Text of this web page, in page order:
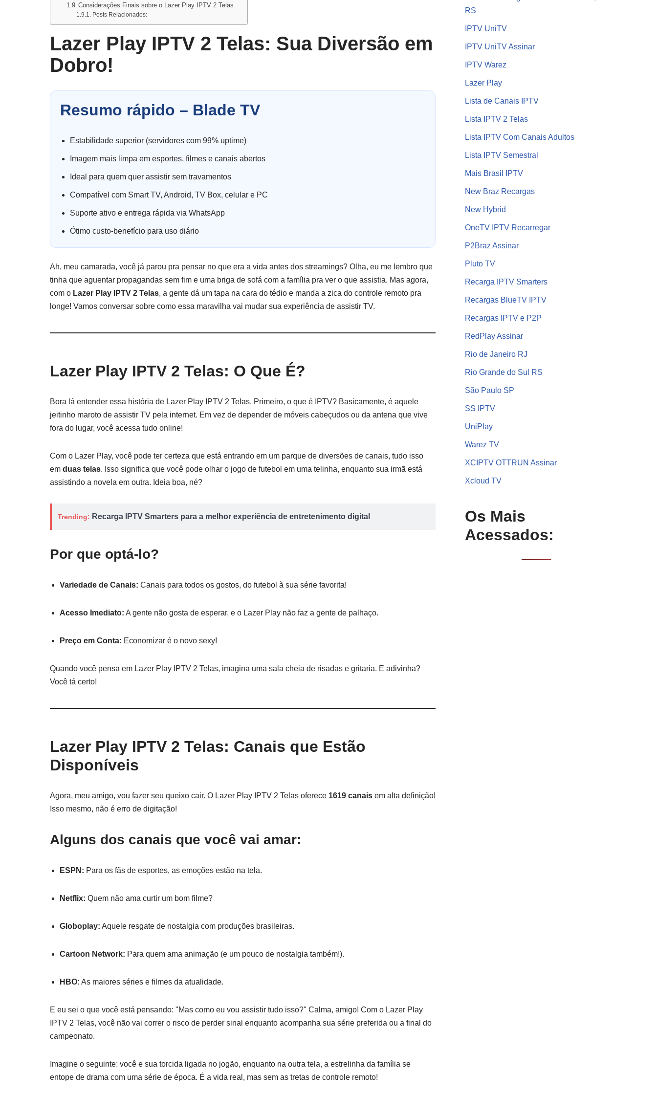
Considerações Finais sobre o Lazer Play IPTV 2 Telas
Posts Relacionados:
Lazer Play IPTV 2 Telas: Sua Diversão em
Dobro!
Resumo rápido – Blade TV
Estabilidade superior (servidores com 99% uptime)
Imagem mais limpa em esportes, filmes e canais abertos
Ideal para quem quer assistir sem travamentos
Compatível com Smart TV, Android, TV Box, celular e PC
Suporte ativo e entrega rápida via WhatsApp
Ótimo custo-benefício para uso diário
Ah, meu camarada, você já parou pra pensar no que era a vida antes dos streamings? Olha, eu me lembro que
tinha que aguentar propagandas sem fim e uma briga de sofá com a família pra ver o que assistia. Mas agora,
com o Lazer Play IPTV 2 Telas, a gente dá um tapa na cara do tédio e manda a zica do controle remoto pra
longe! Vamos conversar sobre como essa maravilha vai mudar sua experiência de assistir TV.
Lazer Play IPTV 2 Telas: O Que É?
Bora lá entender essa história de Lazer Play IPTV 2 Telas. Primeiro, o que é IPTV? Basicamente, é aquele
jeitinho maroto de assistir TV pela internet. Em vez de depender de móveis cabeçudos ou da antena que vive
fora do lugar, você acessa tudo online!
Com o Lazer Play, você pode ter certeza que está entrando em um parque de diversões de canais, tudo isso
em duas telas. Isso significa que você pode olhar o jogo de futebol em uma telinha, enquanto sua irmã está
assistindo a novela em outra. Ideia boa, né?
Trending: Recarga IPTV Smarters para a melhor experiência de entretenimento digital
Por que optá-lo?
Variedade de Canais: Canais para todos os gostos, do futebol à sua série favorita!
Acesso Imediato: A gente não gosta de esperar, e o Lazer Play não faz a gente de palhaço.
Preço em Conta: Economizar é o novo sexy!
Quando você pensa em Lazer Play IPTV 2 Telas, imagina uma sala cheia de risadas e gritaria. E adivinha?
Você tá certo!
Lazer Play IPTV 2 Telas: Canais que Estão
Disponíveis
Agora, meu amigo, vou fazer seu queixo cair. O Lazer Play IPTV 2 Telas oferece 1619 canais em alta definição!
Isso mesmo, não é erro de digitação!
Alguns dos canais que você vai amar:
ESPN: Para os fãs de esportes, as emoções estão na tela.
Netflix: Quem não ama curtir um bom filme?
Globoplay: Aquele resgate de nostalgia com produções brasileiras.
Cartoon Network: Para quem ama animação (e um pouco de nostalgia também!).
HBO: As maiores séries e filmes da atualidade.
E eu sei o que você está pensando: "Mas como eu vou assistir tudo isso?" Calma, amigo! Com o Lazer Play
IPTV 2 Telas, você não vai correr o risco de perder sinal enquanto acompanha sua série preferida ou a final do
campeonato.
Imagine o seguinte: você e sua torcida ligada no jogão, enquanto na outra tela, a estrelinha da família se
entope de drama com uma série de época. É a vida real, mas sem as tretas de controle remoto!
RS
IPTV UniTV
IPTV UniTV Assinar
IPTV Warez
Lazer Play
Lista de Canais IPTV
Lista IPTV 2 Telas
Lista IPTV Com Canais Adultos
Lista IPTV Semestral
Mais Brasil IPTV
New Braz Recargas
New Hybrid
OneTV IPTV Recarregar
P2Braz Assinar
Pluto TV
Recarga IPTV Smarters
Recargas BlueTV IPTV
Recargas IPTV e P2P
RedPlay Assinar
Rio de Janeiro RJ
Rio Grande do Sul RS
São Paulo SP
SS IPTV
UniPlay
Warez TV
XCIPTV OTTRUN Assinar
Xcloud TV
Os Mais
Acessados: